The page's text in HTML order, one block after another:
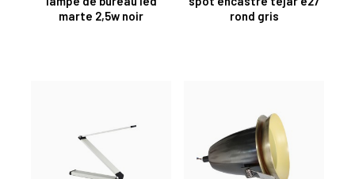
marte 2,5w noir
rond gris